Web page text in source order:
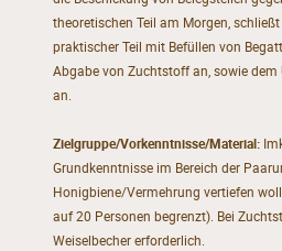
theoretischen Teil am Morgen,
praktischer Teil mit Befüllen von
Abgabe von Zuchtstoff an, sowie dem
an.
Zielgruppe/Vorkenntnisse/Material:
Grundkenntnisse im Bereich der
Honigbiene/Vermehrung vertiefen
auf 20 Personen begrenzt). Bei
Weiselbecher erforderlich.